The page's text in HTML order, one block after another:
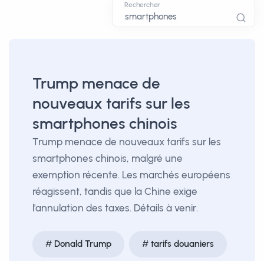
Rechercher
Trump menace de
nouveaux tarifs sur les
smartphones chinois
Trump menace de nouveaux tarifs sur les
smartphones chinois, malgré une
exemption récente. Les marchés européens
réagissent, tandis que la Chine exige
l'annulation des taxes. Détails à venir.
Donald Trump tarifs douaniers